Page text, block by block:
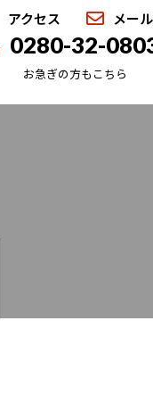
アクセス メール
0280-32-
お急ぎの方もこちら